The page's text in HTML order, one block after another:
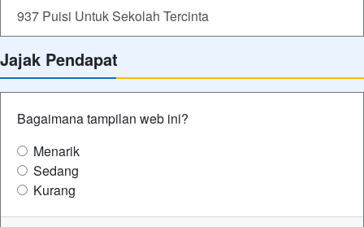
937 Puisi Untuk Sekolah Tercinta
Jajak Pendapat
Bagaimana tampilan web ini?
Menarik
Sedang
Kurang